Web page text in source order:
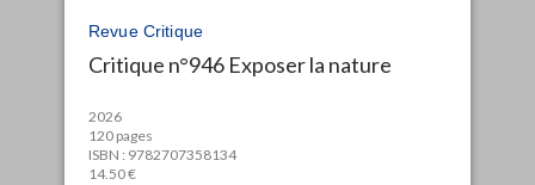
Revue Critique
Critique n°946 Exposer la nature
2026
120 pages
ISBN : 9782707358134
14.50 €